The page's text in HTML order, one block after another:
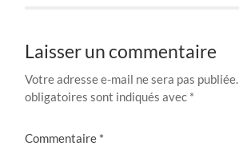
Laisser un commentaire
Votre adresse e-mail ne sera pas publiée.
obligatoires sont indiqués avec *
Commentaire *